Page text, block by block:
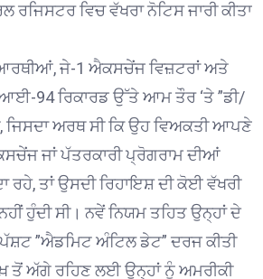
ਵਿਚ ਵੱਖਰਾ ਨੋਟਿਸ ਜਾਰੀ ਕੀਤਾ
ਜੇ-1 ਐਕਸਚੇਂਜ ਵਿਜ਼ਟਰਾਂ ਅਤੇ
94 ਰਿਕਾਰਡ ਉੱਤੇ ਆਮ ਤੌਰ ‘ਤੇ ”ਡੀ/
ਜਿਸਦਾ ਅਰਥ ਸੀ ਕਿ ਉਹ ਵਿਅਕਤੀ ਆਪਣੇ
ਜਾਂ ਪੱਤਰਕਾਰੀ ਪ੍ਰੋਗਰਾਮ ਦੀਆਂ
ਰਹੇ, ਤਾਂ ਉਸਦੀ ਰਿਹਾਇਸ਼ ਦੀ ਕੋਈ ਵੱਖਰੀ
ਹੁੰਦੀ ਸੀ। ਨਵੇਂ ਨਿਯਮ ਤਹਿਤ ਉਨ੍ਹਾਂ ਦੇ
”ਐਡਮਿਟ ਅੰਟਿਲ ਡੇਟ” ਦਰਜ ਕੀਤੀ
ਤੋਂ ਅੱਗੇ ਰਹਿਣ ਲਈ ਉਨ੍ਹਾਂ ਨੂੰ ਅਮਰੀਕੀ